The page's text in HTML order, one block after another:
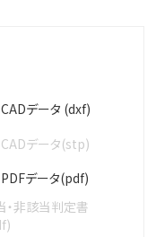
データ (dxf)
データ(stp)
データ(pdf)
・非該当判定書